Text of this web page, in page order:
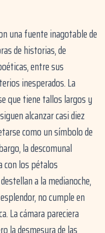
una fuente inagotable de
de historias, de
entre sus
inesperados. La
que tiene tallos largos y
alcanzar casi diez
como un símbolo de
la descomunal
con los pétalos
a la medianoche,
no cumple en
La cámara pareciera